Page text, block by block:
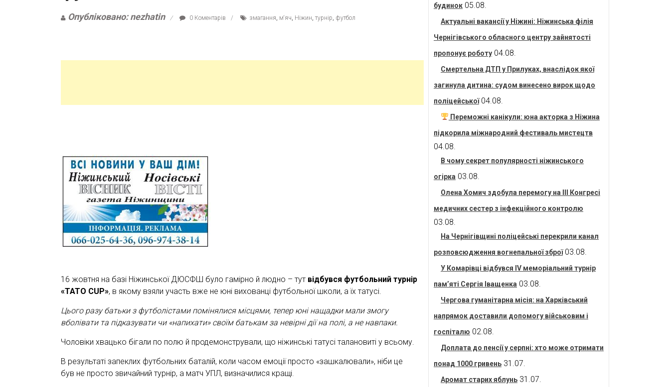
Опубліковано: nezhatin 0 Коментарів змагання м‘яч Ніжин турнір футбол
16 жовтня на базі Ніжинської ДЮСФШ було гамірно й людно – тут відбувся футбольний турнір
«ТАТО CUP», в якому взяли участь вже не юні вихованці футбольної школи, а їх татусі.
Цього разу батьки з футболістами помінялися місцями, тепер юні нащадки мали змогу
вболівати та підказувати чи «напихати» своїм батькам за невірні дії на полі, а не навпаки.
Чоловіки хвацько бігали по полю й продемонстрували, що ніжинські татусі талановиті у всьому.
В результаті запеклих футбольних баталій, коли часом емоції просто «зашкалювали», ніби це
був не просто звичайний турнір, а матч УПЛ, визначилися кращі.
будинок 05.08.
Актуальні вакансії у Ніжині: Ніжинська філія
Чернігівського обласного центру зайнятості
пропонує роботу 04.08.
Смертельна ДТП у Прилуках, внаслідок якої
загинула дитина: судом винесено вирок щодо
поліцейської 04.08.
Переможні канікули: юна акторка з Ніжина
підкорила міжнародний фестиваль мистецтв
04.08.
В чому секрет популярності ніжинського
огірка 03.08.
Олена Хомич здобула перемогу на ІІІ Конгресі
медичних сестер з інфекційного контролю
03.08.
На Чернігівщині поліцейські перекрили канал
розповсюдження вогнепальної зброї 03.08.
У Комарівці відбувся IV меморіальний турнір
пам’яті Сергія Іващенка 03.08.
Чергова гуманітарна місія: на Харківський
напрямок доставили допомогу військовим і
госпіталю 02.08.
Доплата до пенсії у серпні: хто може отримати
понад 1000 гривень 31.07.
Аромат старих яблунь 31.07.